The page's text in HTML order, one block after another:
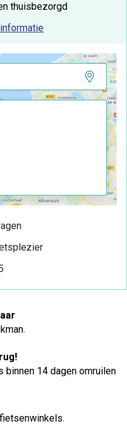
thuisbezorgd
14 dagen omruilen